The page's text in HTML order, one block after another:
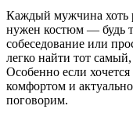
Каждый мужчина хоть
нужен костюм — будь
собеседование или
легко найти тот
Особенно если хочется
комфортом и
поговорим.